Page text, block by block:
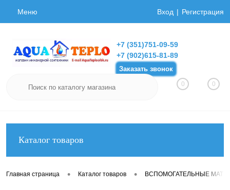
Меню Вход Регистрация
+7 (351)751-09-59
+7 (902)615-81-89
Заказать звонок
0 0
Каталог товаров
Главная страница • Каталог товаров • ВСПОМОГАТЕЛЬНЫЕ